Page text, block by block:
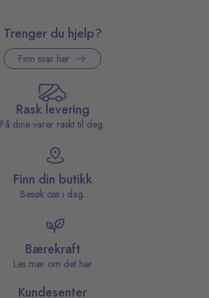
Trenger du hjelp?
Finn svar her
Rask levering
Få dine varer raskt til deg.
Finn din butikk
Besøk oss i dag.
Bærekraft
Les mer om det her
Kundesenter